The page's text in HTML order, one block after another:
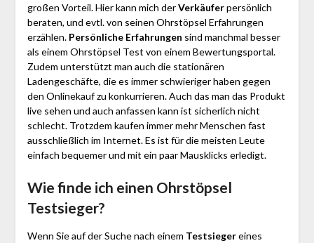
großen Vorteil. Hier kann mich derVerkäuferpersönlich
beraten, und evtl. von seinen Ohrstöpsel Erfahrungen
erzählen. Persönliche Erfahrungen sind manchmal besser
als einem Ohrstöpsel Test von einem Bewertungsportal.
Zudem unterstützt man auch die stationären
Ladengeschäfte, die es immer schwieriger haben gegen
den Onlinekauf zu konkurrieren. Auch das man das Produkt
live sehen und auch anfassen kann ist sicherlich nicht
schlecht. Trotzdem kaufen immer mehr Menschen fast
ausschließlich im Internet. Es ist für die meisten Leute
einfach bequemer und mit ein paar Mausklicks erledigt.
Wie finde ich einen Ohrstöpsel
Testsieger?
Wenn Sie auf der Suche nach einem Testsiegereines